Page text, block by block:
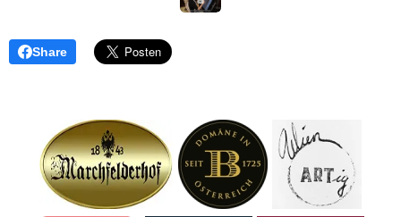
erheblich. Bereits
eine kleine
um einen Brand
auszulösen. Wie in
den vergangenen
Tagen leider
bereits mehrfach
für
Schmetterlingskinder.
zusammen –
gesammelt bei der
eindrucksvollen
Veranstaltung am
30. Mai .
Lobau die
Einsatzkräfte der
Region.
Share